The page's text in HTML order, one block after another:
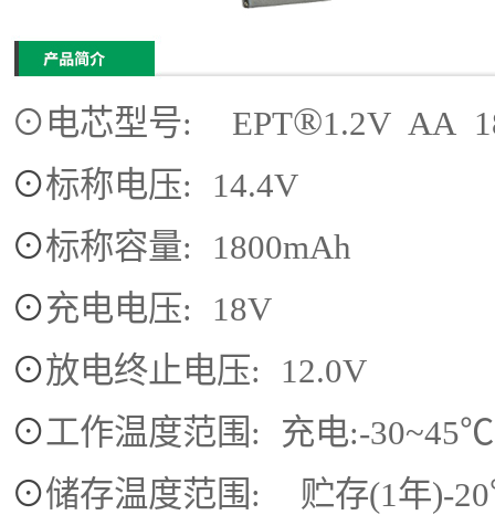
⊙ 电芯型号: EPT®1.2V AA
⊙标称电压: 14.4V
⊙标称容量: 1800mAh
⊙充电电压: 18V
⊙放电终止电压: 12.0V
⊙工作温度范围: 充电:-
⊙储存温度范围: 贮存(1年)-20